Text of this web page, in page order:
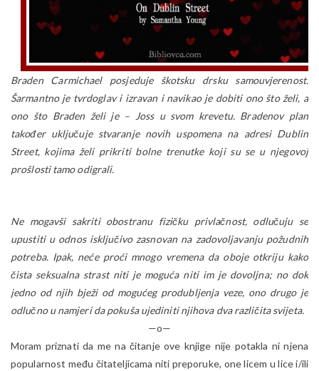
Braden Carmichael posjeduje škotsku drsku samouvjerenost.
Šarmantno je tvrdoglav i izravan i navikao je dobiti ono što želi, a
ono što Braden želi je – Joss u svom krevetu. Bradenov plan
također uključuje stvaranje novih uspomena na adresi Dublin
Street, kojima želi prikriti bolne trenutke koji su se u njegovoj
prošlosti tamo odigrali.
Ne mogavši sakriti obostranu fizičku privlačnost, odlučuju se
upustiti u odnos isključivo zasnovan na zadovoljavanju požudnih
potreba. Ipak, neće proći mnogo vremena da oboje otkriju kako
čista seksualna strast niti je moguća niti im je dovoljna; no dok
jedno od njih bježi od mogućeg produbljenja veze, ono drugo je
odlučno u namjeri da pokuša ujediniti njihova dva različita svijeta.
—o—
Moram priznati da me na čitanje ove knjige nije potakla ni njena
popularnost među čitateljicama niti preporuke, one licem u lice i/ili